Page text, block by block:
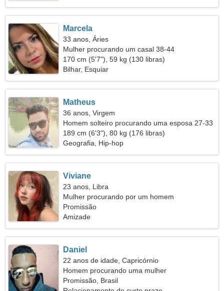
Marcela
33 anos, Áries
Mulher procurando um casal 38-44
170 cm (5'7"), 59 kg (130 libras)
Bilhar, Esquiar
Matheus
36 anos, Virgem
Homem solteiro procurando uma esposa 27-33
189 cm (6'3"), 80 kg (176 libras)
Geografia, Hip-hop
Viviane
23 anos, Libra
Mulher procurando por um homem
Promissão
Amizade
Daniel
22 anos de idade, Capricórnio
Homem procurando uma mulher
Promissão, Brasil